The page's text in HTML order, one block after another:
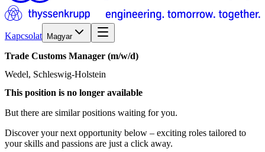
Kapcsolat Magyar
Trade Customs Manager (m/w/d)
Wedel, Schleswig-Holstein
This position is no longer available
But there are similar positions waiting for you.
Discover your next opportunity below – exciting roles tailored to
your skills and passions are just a click away.